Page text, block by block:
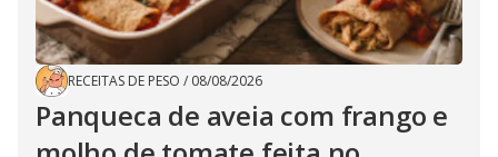
RECEITAS DE PESO / 08/08/2026
Panqueca de aveia com frango e